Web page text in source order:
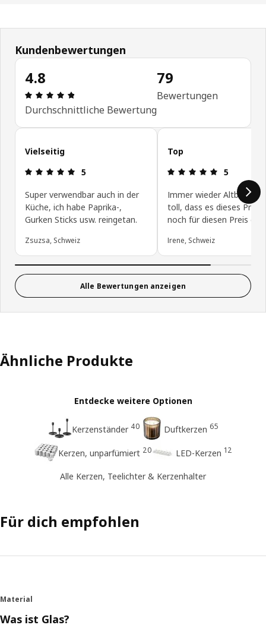
Kundenbewertungen
4.8
Bewertung: 4.8 von 5 Sterne Anzahl der
Durchschnittliche Bewertung
79
Bewertungen
Kundenbewertungen überspringen
Vielseitig
Bewertung: 5 von 5 Sterne
5
Super verwendbar auch in der
Küche, ich habe Paprika-,
Gurken Sticks usw. reingetan.
Zsuzsa, Schweiz
Top
5
Immer wieder
toll, dass es dieses
noch für diesen Preis
Irene, Schweiz
Alle Bewertungen anzeigen
Ähnliche Produkte
Entdecke weitere Optionen
Kerzenständer 40 Duftkerzen 65
Kerzen, unparfümiert 20 LED-Kerzen 12
Alle Kerzen, Teelichter & Kerzenhalter
Für dich empfohlen
Material
Was ist Glas?